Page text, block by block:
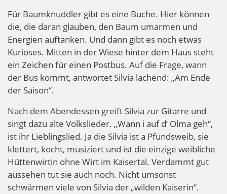
Für Baumknuddler gibt es eine Buche. Hier können
die, die daran glauben, den Baum umarmen und
Energien auftanken. Und dann gibt es noch etwas
Kurioses. Mitten in der Wiese hinter dem Haus steht
ein Zeichen für einen Postbus. Auf die Frage, wann
der Bus kommt, antwortet Silvia lachend: „Am Ende
der Saison“.
Nach dem Abendessen greift Silvia zur Gitarre und
singt dazu alte Volkslieder. „Wann i auf d’ Olma geh“,
ist ihr Lieblingslied. Ja die Silvia ist a Pfundsweib, sie
klettert, kocht, musiziert und ist die einzige weibliche
Hüttenwirtin ohne Wirt im Kaisertal. Verdammt gut
aussehen tut sie auch noch. Nicht umsonst
schwärmen viele von Silvia der „wilden Kaiserin“.